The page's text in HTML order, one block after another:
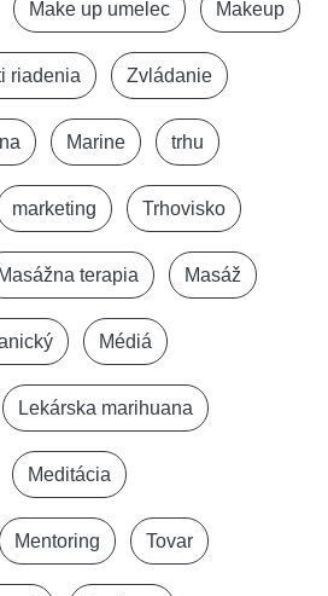
Make up umelec Makeup
riadenia Zvládanie
Marine trhu
marketing Trhovisko
Masážna terapia Masáž
Médiá
Lekárska marihuana
Meditácia
Mentoring Tovar